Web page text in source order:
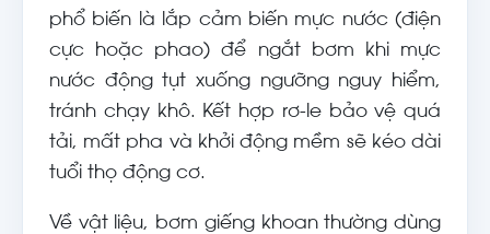
phổ biến là lắp cảm biến mực nước (điện
cực hoặc phao) để ngắt bơm khi mực
nước động tụt xuống ngưỡng nguy hiểm,
tránh chạy khô. Kết hợp rơ-le bảo vệ quá
tải, mất pha và khởi động mềm sẽ kéo dài
tuổi thọ động cơ.
Về vật liệu, bơm giếng khoan thường dùng